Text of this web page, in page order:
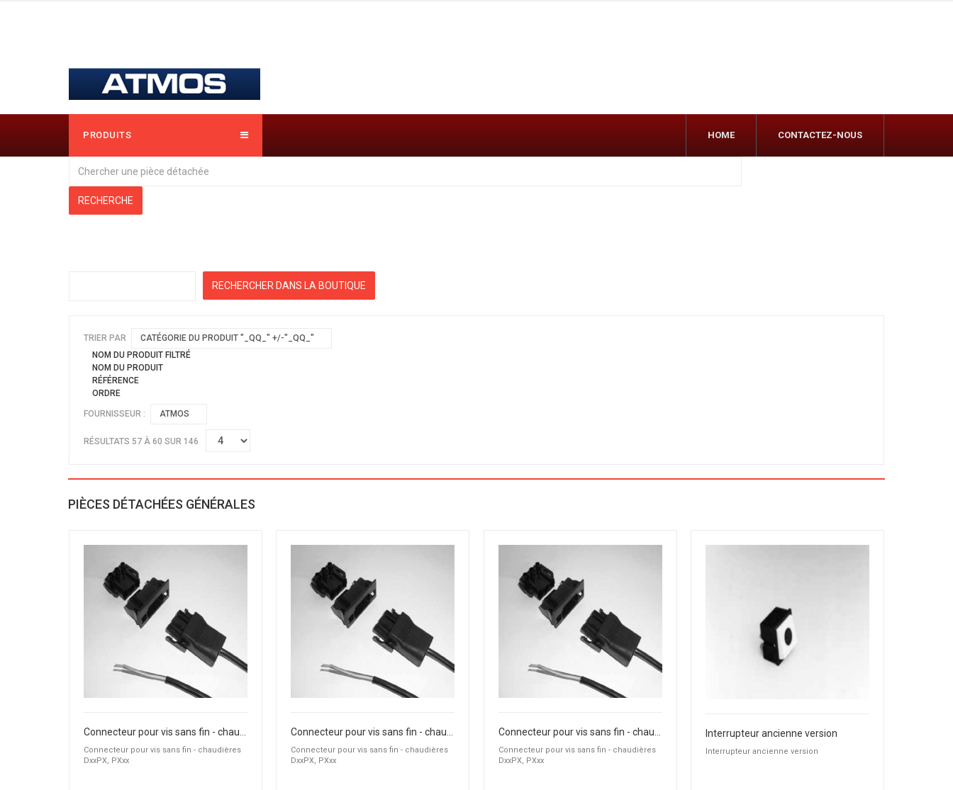
PRODUITS HOME CONTACTEZ-NOUS
TRIER PAR
CATÉGORIE DU PRODUIT "_QQ_" +/-"_QQ_"
NOM DU PRODUIT FILTRÉ
NOM DU PRODUIT
RÉFÉRENCE
ORDRE
FOURNISSEUR : ATMOS
RÉSULTATS 57 À 60 SUR 146
PIÈCES DÉTACHÉES GÉNÉRALES
Connecteur pour vis sans fin - chaudières
DxxPX, PXxx
Connecteur pour vis sans fin - chaudières
DxxPX, PXxx
Connecteur pour vis sans fin - chaudières
DxxPX, PXxx
Interrupteur ancienne version
Interrupteur ancienne version